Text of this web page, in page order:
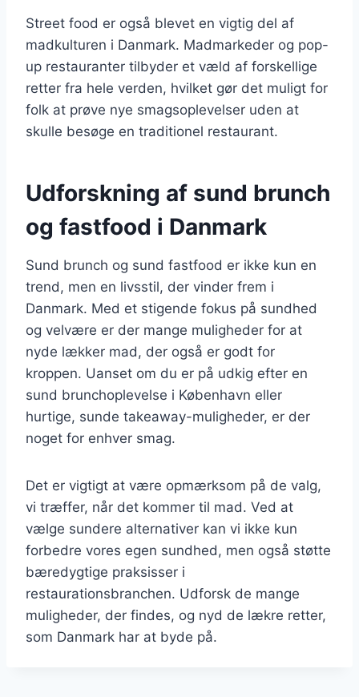
Street food er også blevet en vigtig del af
madkulturen i Danmark. Madmarkeder og pop-
up restauranter tilbyder et væld af forskellige
retter fra hele verden, hvilket gør det muligt for
folk at prøve nye smagsoplevelser uden at
skulle besøge en traditionel restaurant.
Udforskning af sund brunch
og fastfood i Danmark
Sund brunch og sund fastfood er ikke kun en
trend, men en livsstil, der vinder frem i
Danmark. Med et stigende fokus på sundhed
og velvære er der mange muligheder for at
nyde lækker mad, der også er godt for
kroppen. Uanset om du er på udkig efter en
sund brunchoplevelse i København eller
hurtige, sunde takeaway-muligheder, er der
noget for enhver smag.
Det er vigtigt at være opmærksom på de valg,
vi træffer, når det kommer til mad. Ved at
vælge sundere alternativer kan vi ikke kun
forbedre vores egen sundhed, men også støtte
bæredygtige praksisser i
restaurationsbranchen. Udforsk de mange
muligheder, der findes, og nyd de lækre retter,
som Danmark har at byde på.